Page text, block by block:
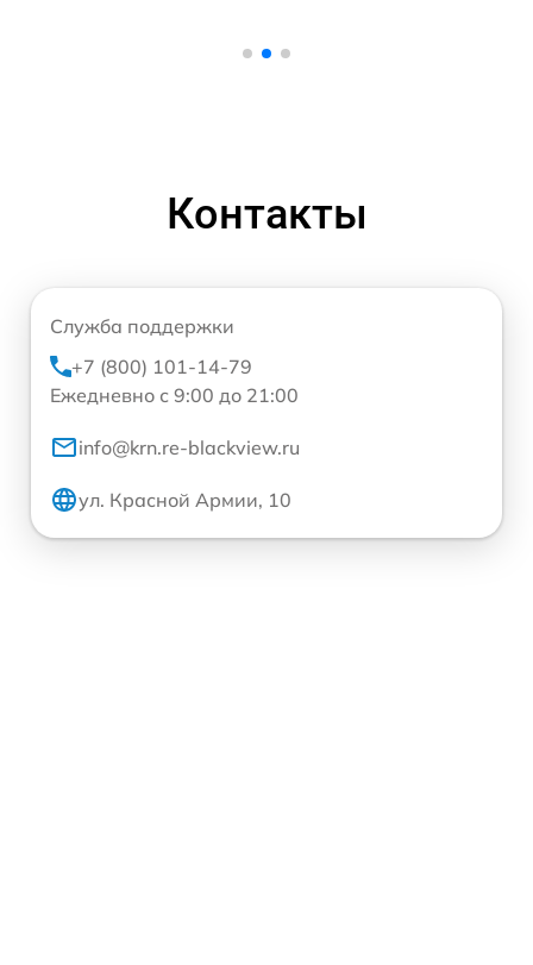
Контакты
Служба поддержки
+7 (800) 101-14-79
Ежедневно с 9:00 до 21:00
info@krn.re-blackview.ru
ул. Красной Армии, 10